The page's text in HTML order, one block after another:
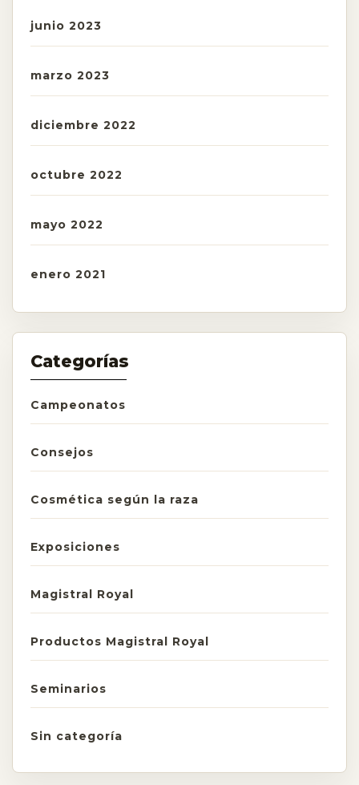
junio 2023
marzo 2023
diciembre 2022
octubre 2022
mayo 2022
enero 2021
Categorías
Campeonatos
Consejos
Cosmética según la raza
Exposiciones
Magistral Royal
Productos Magistral Royal
Seminarios
Sin categoría